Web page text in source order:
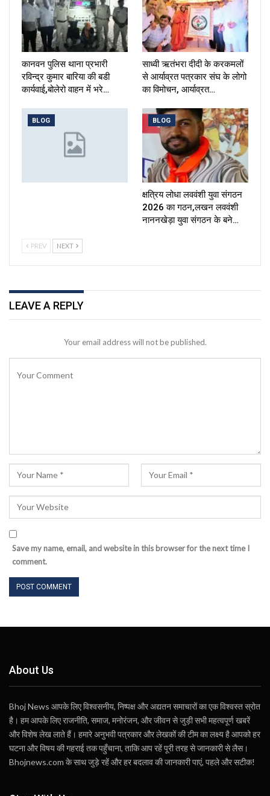
कानवन पुलिस थाना प्रभारी
रविन्द्र कुमार बारिया की बडी
कार्यवाई,बोलेरो वाहन में भरे…
साध्वी ऋतंभरा दीदी के करकमलों
से आर्याव्रत पत्रकार संघ के लोगो
का विमोचन, आर्याव्रत…
BLOG BLOG
क्षत्रिय लोधा लववंशी युवा संगठन
2026 का गठन,लखन लववंशी
नाननखेड़ा युवा संगठन के बने…
PREV NEXT
LEAVE A REPLY
Your email address will not be published.
Save my name, email, and website in this browser for the next time I
comment.
About Us
Bhoj News आपके लिए विश्वसनीय, निष्पक्ष और अद्यतन समाचारों का एक विश्वस्त स्रोत
है। हम आपके लिए राजनीति, समाज, मनोरंजन, और जीवन से जुड़ी सभी महत्वपूर्ण खबरें
और विशेष लेख लाते हैं। हमारे अनुभवी पत्रकार और लेखकों की टीम का लक्ष्य है आपको हर
घटना और विषय की गहराई तक पहुँचाना, ताकि आप रहें पूरी तरह से जानकारी से लैस।
Bhojnews.com के साथ जुड़े रहें और हर बदलाव की जानकारी पाएं, पहले और सटीक!